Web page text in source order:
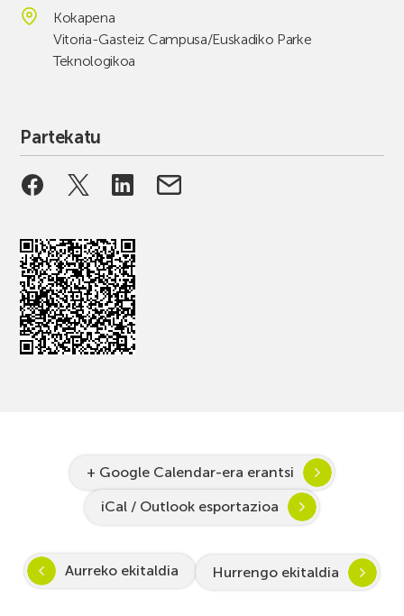
Kokapena
Vitoria-Gasteiz Campusa/Euskadiko Parke
Teknologikoa
Partekatu
+ Google Calendar-era erantsi
iCal / Outlook esportazioa
Aurreko ekitaldia Hurrengo ekitaldia